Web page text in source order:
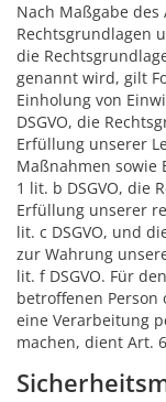
Nach Maßgabe des
Rechtsgrundlagen
die
genannt wird, gilt
Einholung von
DSGVO, die
Erfüllung unserer
Maßnahmen sowie
1 lit. b DSGVO, die
Erfüllung unserer
lit. c DSGVO, und
zur Wahrung
lit. f DSGVO. Für
betroffenen
eine Verarbeitung
machen, dient Art.